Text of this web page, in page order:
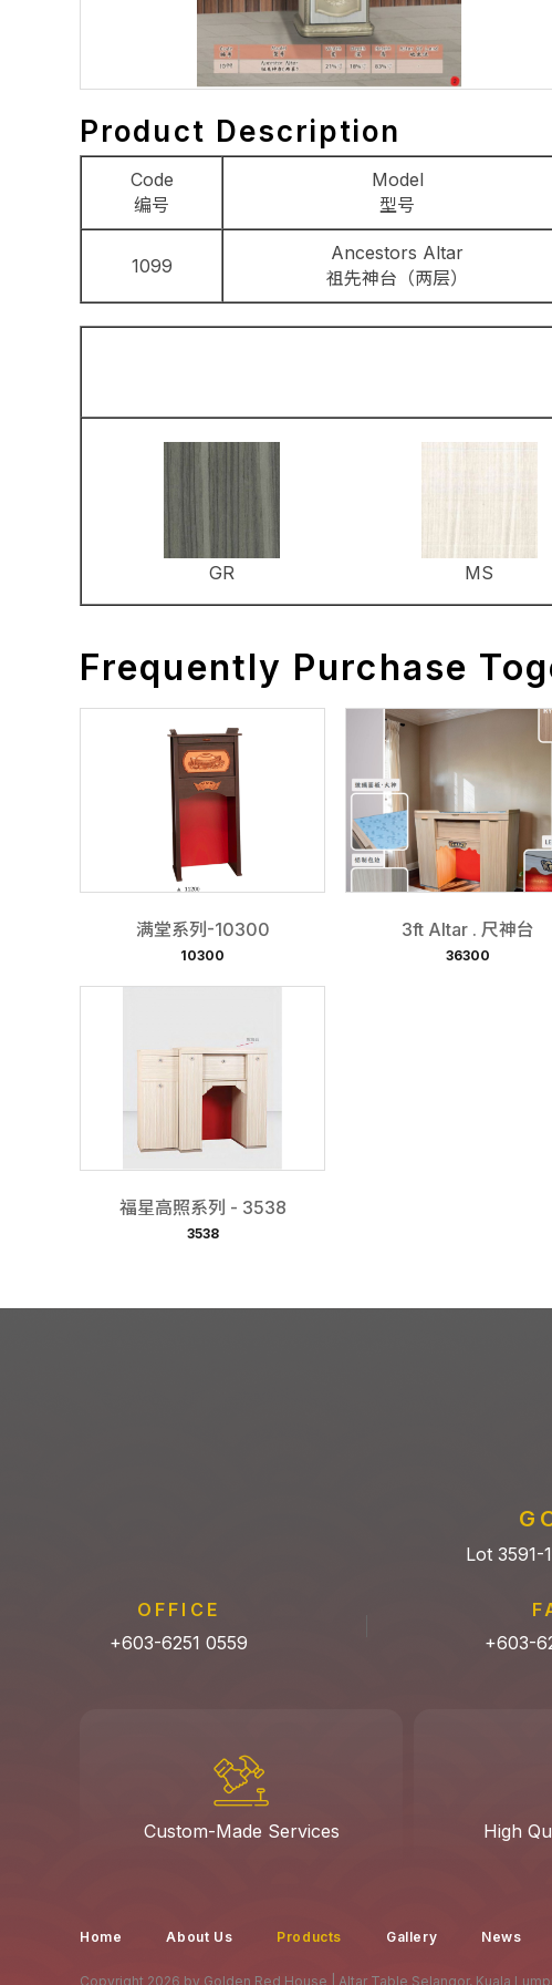
Product Description
Code
编号
Model
型号
1099
Ancestors Altar
祖先神台（两层）
GR MS
Frequently Purchase
满堂系列-10300
10300
3ft Altar . 尺神台
36300
福星高照系列 - 3538
3538
Lot 3591-
OFFICE
+603-6251 0559
+603-
Custom-Made Services High
Home About Us Products Gallery News
Copyright 2026 by Golden Red House | Altar Table Selangor, Kuala